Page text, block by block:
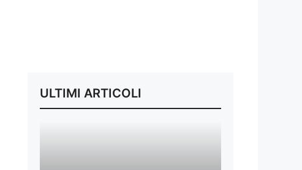
ULTIMI ARTICOLI